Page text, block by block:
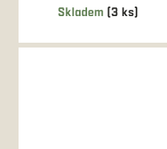
Průměrné
produktu
Skladem (3 ks)